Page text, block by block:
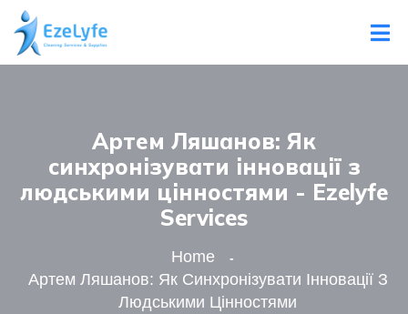
Артем Ляшанов: Як
синхронізувати інновації з
людськими цінностями - Ezelyfe
Services
Home
Артем Ляшанов: Як Синхронізувати Інновації З
Людськими Цінностями